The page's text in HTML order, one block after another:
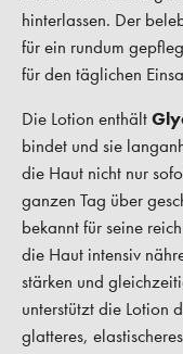
hinterlassen. Der
für ein rundum
für den täglichen
Die Lotion enthält
bindet und sie
die Haut nicht nur
ganzen Tag über
bekannt für seine
die Haut intensiv
stärken und
unterstützt die Lotion
glatteres,